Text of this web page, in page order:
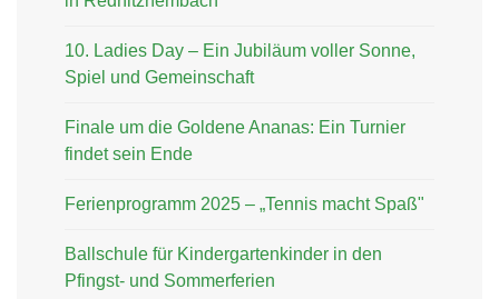
10. Ladies Day – Ein Jubiläum voller Sonne,
Spiel und Gemeinschaft
Finale um die Goldene Ananas: Ein Turnier
findet sein Ende
Ferienprogramm 2025 – „Tennis macht Spaß"
Ballschule für Kindergartenkinder in den
Pfingst- und Sommerferien